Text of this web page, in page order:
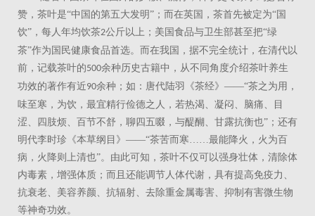
赞，茶叶是“中国的第五大发明”；而在英国，茶首先被定为“国
饮”，每人年均饮茶2公斤以上；美国食品与卫生部甚至把“绿
茶”作为国民健康食品首选。而在我国，据不完全统计，在清代以
前，记载茶叶的500余种历史古籍中，从不同角度介绍茶叶养生
功效的著作有近90余种；如：唐代陆羽《茶经》——“茶之为用，
味至寒，为饮，最宜精行俭德之人，若热渴、凝闷、脑痛、目
涩、四肢烦、百节不舒，聊四五啜，与醍醐、甘露抗衡也”；还有
明代李时珍《本草纲目》——“茶苦而寒……最能降火，火为百
病，火降则上清也”。由此可知，茶叶不仅可以强身壮体，清除体
内毒素，增强体质；而且还能调节人体代谢，具有提高免疫力、
抗衰老、美容养颜、抗辐射、去除重金属毒害、抑制有害微生物
等神奇功效。